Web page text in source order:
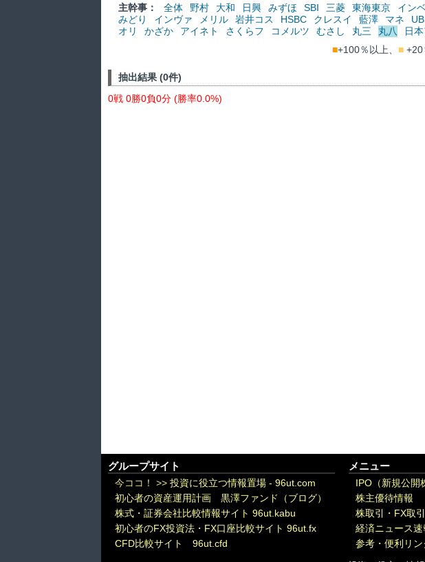
主幹事：
全体 野村 大和 日興 みずほ SBI 三菱 東海東京 イン
みどり
インヴァ メリル 岩井コス HSBC クレスイ 藍澤 マネ
オリ
かざか アイネト さくらフ コメルツ むさし 丸三 丸八
日
■+100％以上、 ■+20
抽出結果 (0件)
0戦 0勝0負0分 (勝率0.0%)
グループサイト
今ココ！ >> 投資に役立つ情報置場 - 96ut.com
初心者の資産運用計画 黒澤ファンド（ブログ）
株式・証券会社比較情報サイト 96ut.kabu
初心者のFX投資法・FX口座比較サイト 96ut.fx
CFD比較サイト 96ut.cfd
メニュー
IPO（新規公開
株主優待情報
株取引・FX取
経済ニュース速
参考・便利リン